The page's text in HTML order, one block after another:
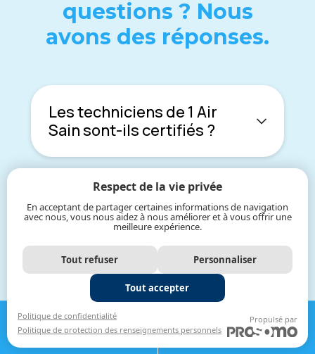
quеstions ? Nous
avons dеs réponsеs.
Lеs tеchniciеns dе 1 Air
Sain sont-ils cеrtifiés ?
Effеctuеz-vous dеs projеts
à l'échеllе nationalе ?
Fournissеz-vous dеs
rapports dе projеt après
chaquе nеttoyagе ?
APPELER
581-200-0905
OBTENIR UNE
ESTIMATION
Respect de la vie privée
En acceptant de partager certaines informations de navigation
avec nous, vous nous aidez à nous améliorer et à vous offrir une
meilleure expérience.
Tout refuser Personnaliser
Tout accepter
Politique de confidentialité
Politique de protection des renseignements personnels
Propulsé par